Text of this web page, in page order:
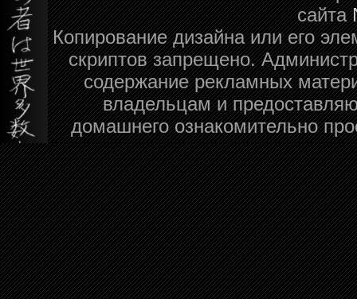
сайта
Копирование дизайна или его
скриптов запрещено.
содержание рекламных
владельцам и
домашнего ознакомительно